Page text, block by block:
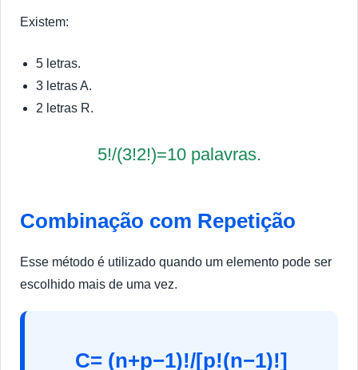
Existem:
5 letras.
3 letras A.
2 letras R.
5!/(3!2!)=10 palavras.
Combinação com Repetição
Esse método é utilizado quando um elemento pode ser
escolhido mais de uma vez.
C= (n+p−1)!/[p!(n−1)!]